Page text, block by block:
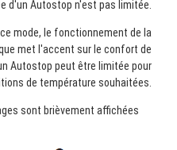
d'un Autostop n'est pas limitée.
mode, le fonctionnement de la
met l'accent sur le confort de
Autostop peut être limitée pour
de température souhaitées.
sont brièvement affichées